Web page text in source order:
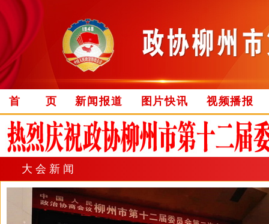
首 页 新闻报道 图片快讯 视频播报
大会新闻